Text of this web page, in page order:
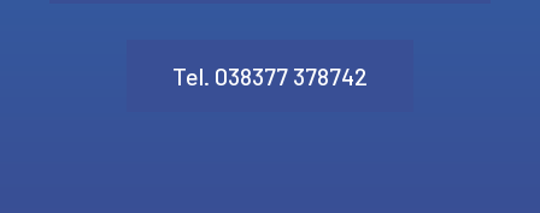
Tel. 038377 378742